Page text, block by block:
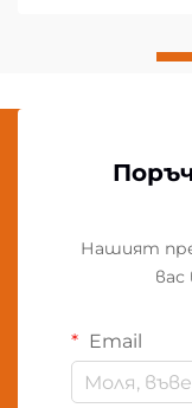
Нашият
вас
Email